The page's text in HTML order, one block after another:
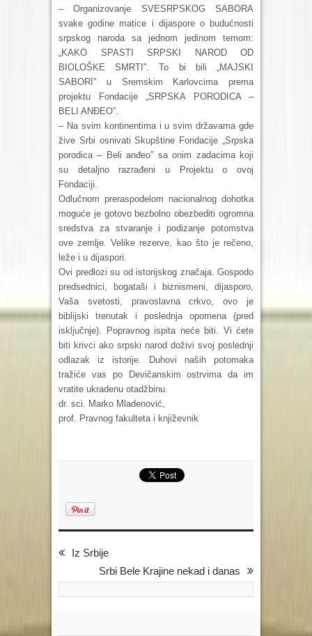
– Organizovanje SVESRPSKOG SABORA
svake godine matice i dijaspore o budućnosti
srpskog naroda sa jednom jedinom temom:
„KAKO SPASTI SRPSKI NAROD OD
BIOLOŠKE SMRTI”. To bi bili „MAJSKI
SABORI” u Sremskim Karlovcima prema
projektu Fondacije „SRPSKA PORODICA –
BELI ANĐEO”.
– Na svim kontinentima i u svim državama gde
žive Srbi osnivati Skupštine Fondacije „Srpska
porodica – Beli anđeo” sa onim zadacima koji
su detaljno razrađeni u Projektu o ovoj
Fondaciji.
Odlučnom preraspodelom nacionalnog dohotka
moguće je gotovo bezbolno obezbediti ogromna
sredstva za stvaranje i podizanje potomstva
ove zemlje. Velike rezerve, kao što je rečeno,
leže i u dijaspori.
Ovi predlozi su od istorijskog značaja. Gospodo
predsednici, bogataši i biznismeni, dijasporo,
Vaša svetosti, pravoslavna crkvo, ovo je
biblijski trenutak i poslednja opomena (pred
isključnje). Popravnog ispita neće biti. Vi ćete
biti krivci ako srpski narod doživi svoj poslednji
odlazak iz istorije. Duhovi naših potomaka
tražiće vas po Devičanskim ostrvima da im
vratite ukradenu otadžbinu.
dr. sci. Marko Mladenović,
prof. Pravnog fakulteta i književnik
Iz Srbije
Srbi Bele Krajine nekad i danas